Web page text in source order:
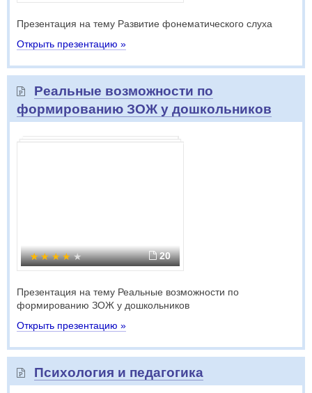
Презентация на тему Развитие фонематического слуха
Открыть презентацию »
Реальные возможности по
формированию ЗОЖ у дошкольников
20
Презентация на тему Реальные возможности по
формированию ЗОЖ у дошкольников
Открыть презентацию »
Психология и педагогика